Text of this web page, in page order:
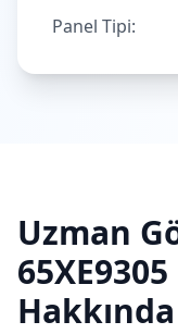
Panel Tipi:
Uzman
65XE9305
Hakkında